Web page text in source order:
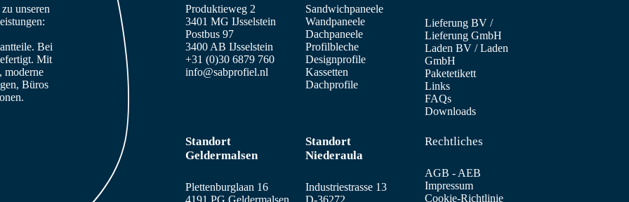
unseren
Bei
Mit
moderne
Büros
Produktieweg 2
3401 MG IJsselstein
Postbus 97
3400 AB IJsselstein
+31 (0)30 6879 760
info@sabprofiel.nl
Sandwichpaneele
Wandpaneele
Dachpaneele
Profilbleche
Designprofile
Kassetten
Dachprofile
Lieferung BV /
Lieferung GmbH
Laden BV /Laden
GmbH
Paketetikett
Links
FAQs
Downloads
Standort
Geldermalsen
Plettenburglaan 16
4191 PG Geldermalsen
Standort
Niederaula
Industriestrasse 13
D-36272
Rechtliches
AGB - AEB
Impressum
Cookie-Richtlinie